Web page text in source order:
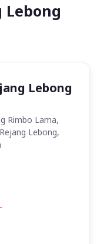
Lebong
Lebong
Rimbo Lama,
Lebong,